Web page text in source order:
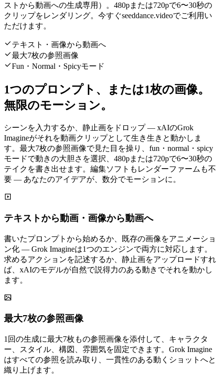
ストから動画への生成専用）。480pまたは720pで6〜30秒の
クリップをレンダリング。今すぐseeddance.videoでご利用い
ただけます。
テキスト・画像から動画へ
最大7枚の参照画像
Fun・Normal・Spicyモード
1つのプロンプト、または1枚の画像。
無限のモーション。
シーンを入力するか、静止画をドロップ — xAIのGrok
Imagineがそれを動画クリップとして生き生きと動かしま
す。最大7枚の参照画像で見た目を操り、fun・normal・spicy
モードで動きの大胆さを選択、480pまたは720pで6〜30秒の
テイクを書き出せます。編集ソフトもレンダーファームも不
要 — あなたのアイデアが、数分でモーションに。
テキストから動画・画像から動画へ
書いたプロンプトから始めるか、既存の画像をアニメーショ
ン化 — Grok Imagineは1つのエンジンで両方に対応します。
求めるアクションを記述するか、静止画をアップロードすれ
ば、xAIのモデルが自然で説得力のある動きでそれを動かし
ます。
最大7枚の参照画像
1回の生成に最大7枚もの参照画像を添付して、キャラクタ
ー、スタイル、構図、雰囲気を固定できます。Grok Imagine
はすべての参照を読み取り、一貫性のある動くショットへと
織り上げます。